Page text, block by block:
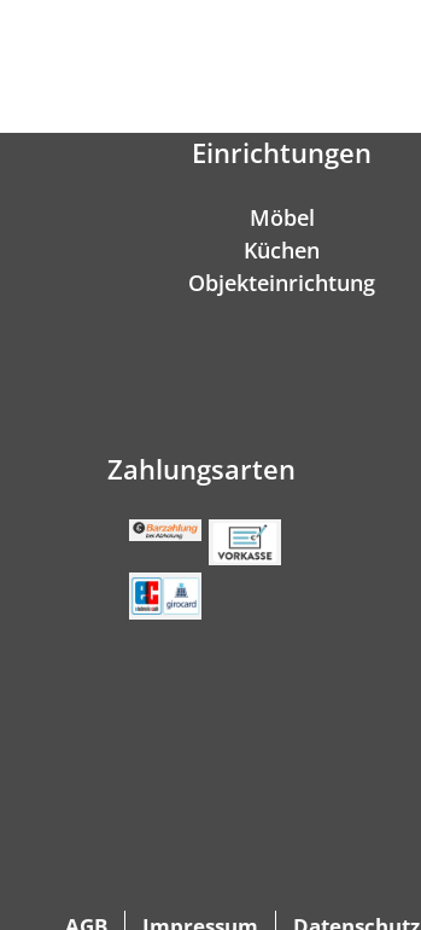
Einrichtungen
Möbel
Küchen
Objekteinrichtung
Zahlungsarten